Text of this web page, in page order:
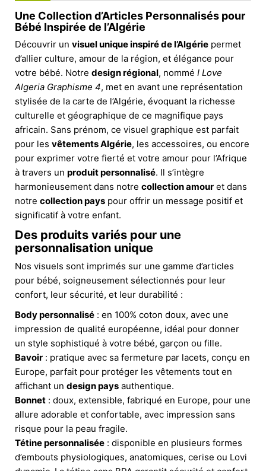
Une Collection d’Articles Personnalisés pour
Bébé Inspirée de l’Algérie
Découvrir un visuel unique inspiré de l’Algérie permet
d’allier culture, amour de la région, et élégance pour
votre bébé. Notre design régional, nommé I Love
Algeria Graphisme 4, met en avant une représentation
stylisée de la carte de l’Algérie, évoquant la richesse
culturelle et géographique de ce magnifique pays
africain. Sans prénom, ce visuel graphique est parfait
pour les vêtements Algérie, les accessoires, ou encore
pour exprimer votre fierté et votre amour pour l’Afrique
à travers un produit personnalisé. Il s’intègre
harmonieusement dans notre collection amour et dans
notre collection pays pour offrir un message positif et
significatif à votre enfant.
Des produits variés pour une
personnalisation unique
Nos visuels sont imprimés sur une gamme d’articles
pour bébé, soigneusement sélectionnés pour leur
confort, leur sécurité, et leur durabilité :
Body personnalisé : en 100% coton doux, avec une
impression de qualité européenne, idéal pour donner
un style sophistiqué à votre bébé, garçon ou fille.
Bavoir : pratique avec sa fermeture par lacets, conçu en
Europe, parfait pour protéger les vêtements tout en
affichant un design pays authentique.
Bonnet : doux, extensible, fabriqué en Europe, pour une
allure adorable et confortable, avec impression sans
risque pour la peau fragile.
Tétine personnalisée : disponible en plusieurs formes
d’embouts physiologiques, anatomiques, cerise ou Lovi